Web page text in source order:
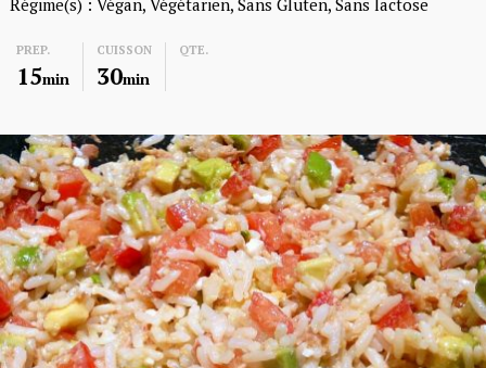
PREP.
15min
CUISSON
30min
QTE.